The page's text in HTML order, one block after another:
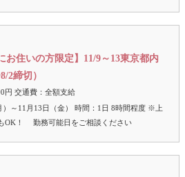
お住いの方限定】11/9～13東京都内
2締切）
円 交通費：全額支給
）～11月13日（金） 時間：1日 8時間程度 ※上
OK！ 勤務可能日をご相談ください